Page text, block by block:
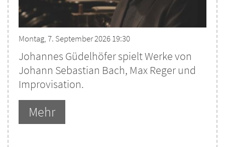
Montag, 7. September 2026 19:30
Johannes Güdelhöfer spielt Werke von
Johann Sebastian Bach, Max Reger und
Improvisation.
Mehr